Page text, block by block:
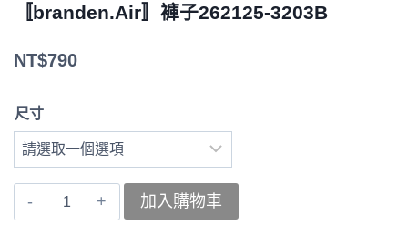
〚branden.Air〛褲子262125-3203B
NT$790
尺寸
〚branden.Air〛加入購物車